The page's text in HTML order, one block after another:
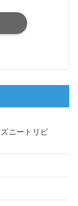
ニートリビ